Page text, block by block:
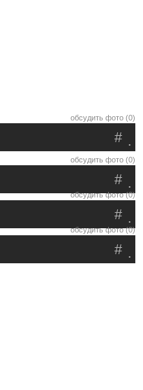
обсудить фото (0)
.
#
обсудить фото (0)
.
#
обсудить фото (0)
.
#
обсудить фото (0)
.
#